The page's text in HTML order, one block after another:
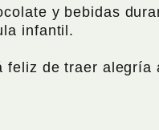
y bebidas
infantil.
feliz de traer alegría